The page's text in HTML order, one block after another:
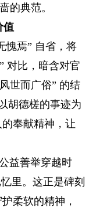
的典范。
值
焉” 自省，将
对比，暗含对官
世而广俗” 的结
胡德槎的事迹为
奉献精神，让
益善举穿越时
里。这正是碑刻
柔软的精神，